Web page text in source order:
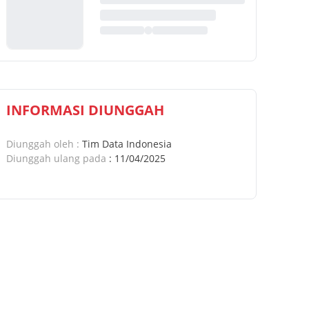
INFORMASI DIUNGGAH
Diunggah oleh : Tim Data Indonesia
Diunggah ulang pada : 11/04/2025